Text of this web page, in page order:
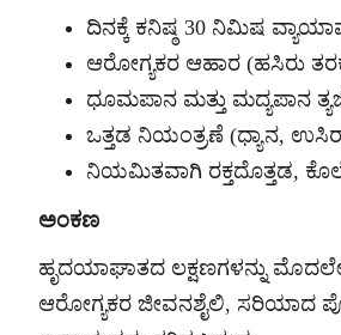
ದಿನಕ್ಕೆ ಕನಿಷ್ಠ 30 ನಿಮಿಷ
ಆರೋಗ್ಯಕರ ಆಹಾರ (ಹಸಿರು
ಧೂಮಪಾನ ಮತ್ತು ಮದ್ಯಪಾನ
ಒತ್ತಡ ನಿಯಂತ್ರಣೆ (ಧ್ಯಾನ,
ನಿಯಮಿತವಾಗಿ ರಕ್ತದೊತ್ತಡ,
ಅಂಕಣ
ಹೃದಯಾಘಾತದ ಲಕ್ಷಣಗಳನ್ನು ಮೊದಲೇ
ಆರೋಗ್ಯಕರ ಜೀವನಶೈಲಿ,